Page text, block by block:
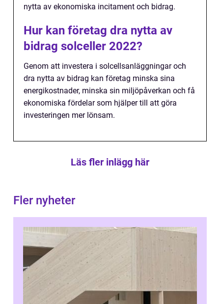
nytta av ekonomiska incitament och bidrag.
Hur kan företag dra nytta av
bidrag solceller 2022?
Genom att investera i solcellsanläggningar och
dra nytta av bidrag kan företag minska sina
energikostnader, minska sin miljöpåverkan och få
ekonomiska fördelar som hjälper till att göra
investeringen mer lönsam.
Läs fler inlägg här
Fler nyheter